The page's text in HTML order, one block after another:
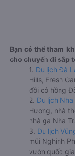
Bạn có thể tham
cho chuyến đi sắp
1. Du lịch Đà
Hills, Fresh
đồi cỏ hồng
2. Du lịch Nha
Hương, nhà
nhà ga Nha
3. Du lịch
mũi Nghinh
vườn quốc